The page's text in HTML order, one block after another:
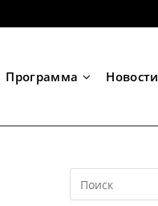
Программа Новости
Search
this